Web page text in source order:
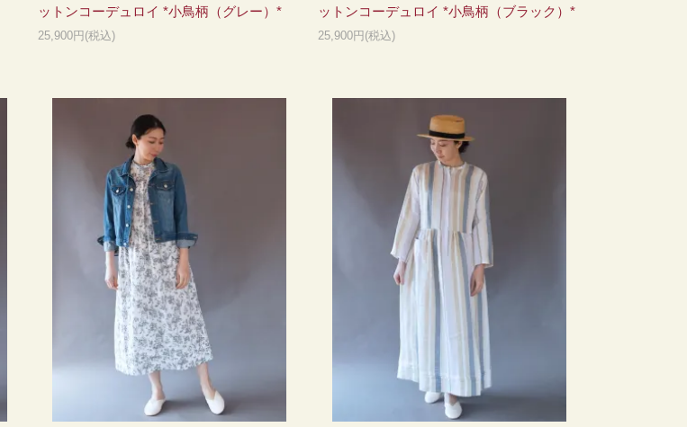
ットンコーデュロイ *小鳥柄（グレー）*
25,900円(税込)
ットンコーデュロイ *小鳥柄（ブラック）*
25,900円(税込)